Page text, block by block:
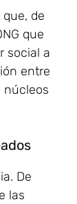
de
que
social a
entre
núcleos
De
las